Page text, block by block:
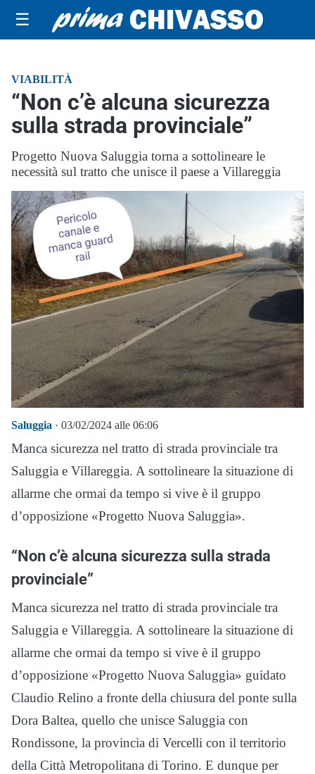
☰
VIABILITÀ
“Non c’è alcuna sicurezza
sulla strada provinciale”
Progetto Nuova Saluggia torna a sottolineare le
necessità sul tratto che unisce il paese a Villareggia
Saluggia · 03/02/2024 alle 06:06
Manca sicurezza nel tratto di strada provinciale tra
Saluggia e Villareggia. A sottolineare la situazione di
allarme che ormai da tempo si vive è il gruppo
d’opposizione «Progetto Nuova Saluggia».
“Non c’è alcuna sicurezza sulla strada
provinciale”
Manca sicurezza nel tratto di strada provinciale tra
Saluggia e Villareggia. A sottolineare la situazione di
allarme che ormai da tempo si vive è il gruppo
d’opposizione «Progetto Nuova Saluggia» guidato
Claudio Relino a fronte della chiusura del ponte sulla
Dora Baltea, quello che unisce Saluggia con
Rondissone, la provincia di Vercelli con il territorio
della Città Metropolitana di Torino. E dunque per